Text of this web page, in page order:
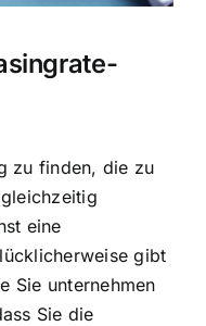
zu finden, die zu
eine
gibt
Sie unternehmen
Sie die